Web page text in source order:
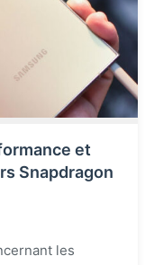
et
Snapdragon
les